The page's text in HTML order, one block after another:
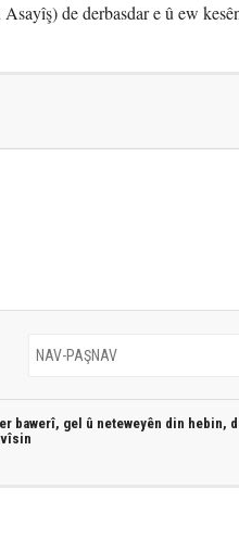
de derbasdar e û ew
bawerî, gel û neteweyên din hebin,